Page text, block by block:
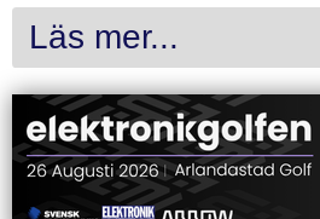
Läs mer...